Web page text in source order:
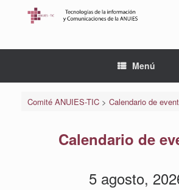
Menú
Comité ANUIES-TIC> Calendario de
Calendario de
5 agosto,